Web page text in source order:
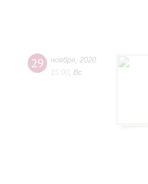
29 ноября 2020
15:00 Вс